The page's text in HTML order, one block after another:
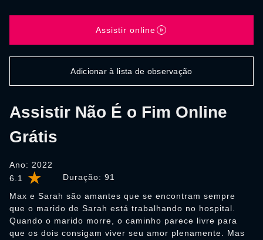
6.1 Duração: 91
Assistir Não É o Fim Online
Grátis
Ano: 2022
Max e Sarah são amantes que se encontram sempre
que o marido de Sarah está trabalhando no hospital.
Quando o marido morre, o caminho parece livre para
que os dois consigam viver seu amor plenamente. Mas
Assistir online
Adicionar à lista de observação